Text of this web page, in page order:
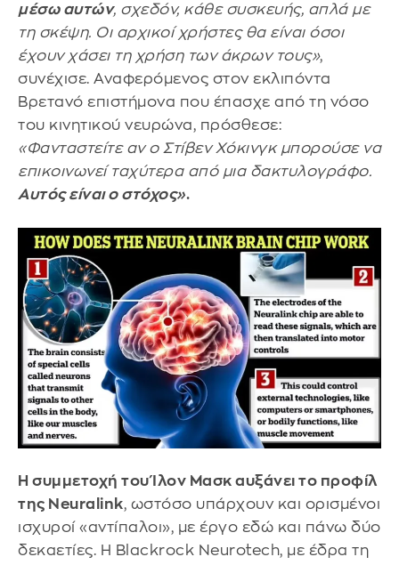
μέσω αυτών, σχεδόν, κάθε συσκευής, απλά με
τη σκέψη. Οι αρχικοί χρήστες θα είναι όσοι
έχουν χάσει τη χρήση των άκρων τους»,
συνέχισε. Αναφερόμενος στον εκλιπόντα
Βρετανό επιστήμονα που έπασχε από τη νόσο
του κινητικού νευρώνα, πρόσθεσε:
«Φανταστείτε αν ο Στίβεν Χόκινγκ μπορούσε να
επικοινωνεί ταχύτερα από μια δακτυλογράφο.
Αυτός είναι ο στόχος».
Η συμμετοχή του Ίλον Μασκ αυξάνει το προφίλ
της Neuralink, ωστόσο υπάρχουν και ορισμένοι
ισχυροί «αντίπαλοι», με έργο εδώ και πάνω δύο
δεκαετίες. Η Blackrock Neurotech, με έδρα τη